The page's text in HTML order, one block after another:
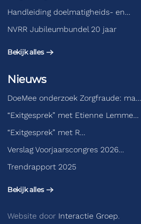
Handleiding doelmatigheids- en…
NVRR Jubileumbundel 20 jaar
Bekijk alles
Nieuws
DoeMee onderzoek Zorgfraude: ma…
“Exitgesprek” met Etienne Lemme…
“Exitgesprek” met R…
Verslag Voorjaarscongres 2026…
Trendrapport 2025
Bekijk alles
Website door Interactie Groep.